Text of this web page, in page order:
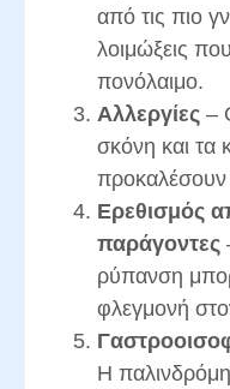
από τις πιο
λοιμώξεις
πονόλαιμο.
Αλλεργίες –
σκόνη και τα
προκαλέσουν
Ερεθισμός
παράγοντες
ρύπανση
φλεγμονή
Η